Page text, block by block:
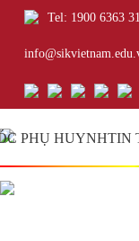
Tel: 1900 6363 31
PHỤ HUYNHTIN